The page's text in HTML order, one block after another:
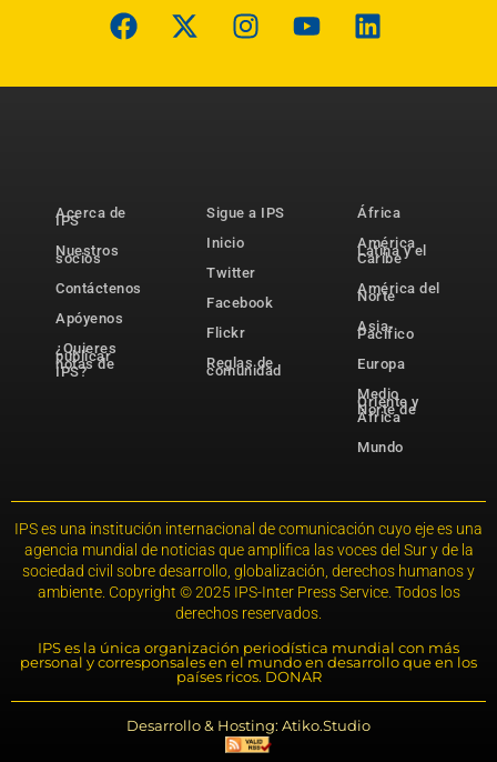
Acerca de
IPS
Nuestros
socios
Contáctenos
Apóyenos
¿Quieres
publicar
notas de
IPS?
Sigue a IPS
Inicio
Twitter
Facebook
Flickr
Reglas de
comunidad
África
América
Latina y el
Caribe
América del
Norte
Asia-
Pacífico
Europa
Medio
Oriente y
Norte de
África
Mundo
IPS es una institución internacional de comunicación cuyo eje es una
agencia mundial de noticias que amplifica las voces del Sur y de la
sociedad civil sobre desarrollo, globalización, derechos humanos y
ambiente. Copyright © 2025 IPS-Inter Press Service. Todos los
derechos reservados.
IPS es la única organización periodística mundial con más
personal y corresponsales en el mundo en desarrollo que en los
países ricos. DONAR
Desarrollo & Hosting: Atiko.Studio